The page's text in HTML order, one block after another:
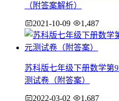
（附答案解析）
2021-10-09 1,487
苏科版七年级下册数学第
测试卷（附答案）
2022-03-02 1,687